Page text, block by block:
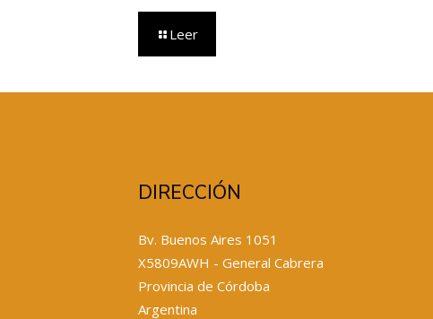
Leer
DIRECCIÓN
Bv. Buenos Aires 1051
X5809AWH - General Cabrera
Provincia de Córdoba
Argentina